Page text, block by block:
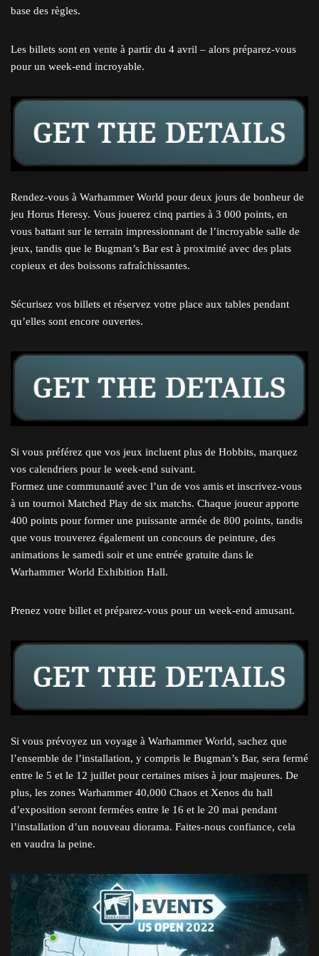
base des règles.
Les billets sont en vente à partir du 4 avril – alors préparez-vous
pour un week-end incroyable.
Rendez-vous à Warhammer World pour deux jours de bonheur de
jeu Horus Heresy. Vous jouerez cinq parties à 3 000 points, en
vous battant sur le terrain impressionnant de l’incroyable salle de
jeux, tandis que le Bugman’s Bar est à proximité avec des plats
copieux et des boissons rafraîchissantes.
Sécurisez vos billets et réservez votre place aux tables pendant
qu’elles sont encore ouvertes.
Si vous préférez que vos jeux incluent plus de Hobbits, marquez
vos calendriers pour le week-end suivant.
Formez une communauté avec l’un de vos amis et inscrivez-vous
à un tournoi Matched Play de six matchs. Chaque joueur apporte
400 points pour former une puissante armée de 800 points, tandis
que vous trouverez également un concours de peinture, des
animations le samedi soir et une entrée gratuite dans le
Warhammer World Exhibition Hall.
Prenez votre billet et préparez-vous pour un week-end amusant.
Si vous prévoyez un voyage à Warhammer World, sachez que
l’ensemble de l’installation, y compris le Bugman’s Bar, sera fermé
entre le 5 et le 12 juillet pour certaines mises à jour majeures. De
plus, les zones Warhammer 40,000 Chaos et Xenos du hall
d’exposition seront fermées entre le 16 et le 20 mai pendant
l’installation d’un nouveau diorama. Faites-nous confiance, cela
en vaudra la peine.